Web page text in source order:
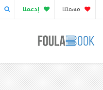
مهمتنا إدعمنا